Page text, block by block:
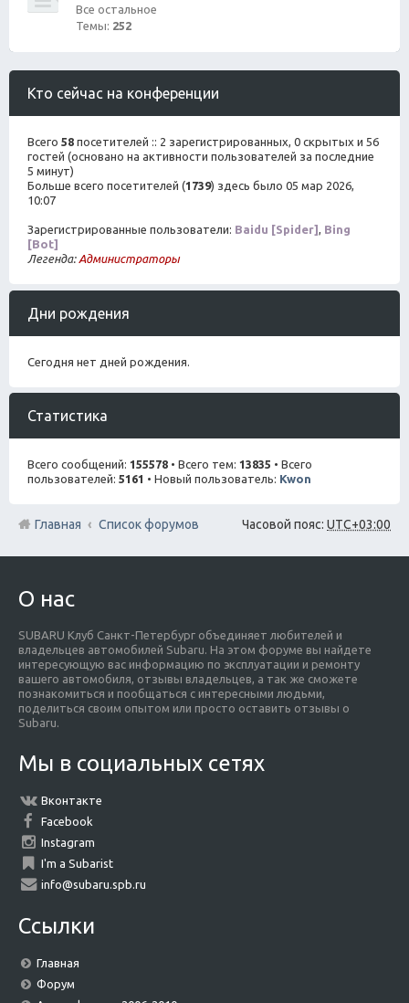
Все остальное
Темы: 252
Кто сейчас на конференции
Всего 58 посетителей :: 2 зарегистрированных, 0 скрытых и 56
гостей (основано на активности пользователей за последние
5 минут)
Больше всего посетителей (1739) здесь было 05 мар 2026,
10:07
Зарегистрированные пользователи: Baidu [Spider] , Bing
[Bot]
Легенда: Администраторы
Дни рождения
Сегодня нет дней рождения.
Статистика
Всего сообщений: 155578 • Всего тем: 13835 • Всего
пользователей: 5161 • Новый пользователь: Kwon
Часовой пояс: UTC+03:00
Главная Список форумов
О нас
SUBARU Клуб Санкт-Петербург объединяет любителей и
владельцев автомобилей Subaru. На этом форуме вы найдете
интересующую вас информацию по эксплуатации и ремонту
вашего автомобиля, отзывы владельцев, а так же сможете
познакомиться и пообщаться с интересными людьми,
поделиться своим опытом или просто оставить отзывы о
Subaru.
Мы в социальных сетях
Вконтакте
Facebook
Instagram
I'm a Subarist
info@subaru.spb.ru
Ссылки
Главная
Форум